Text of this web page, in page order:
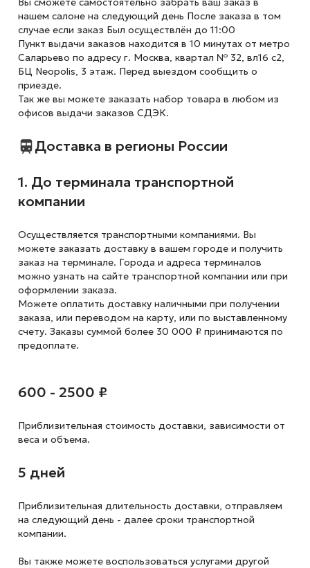
нашем салоне на следующий день После заказа в том
случае если заказ Был осуществлён до 11:00
Пункт выдачи заказов находится в 10 минутах от метро
Саларьево по адресу г. Москва, квартал № 32, вл16 с2,
БЦ Neopolis, 3 этаж. Перед выездом сообщить о
приезде.
Так же вы можете заказать набор товара в любом из
офисов выдачи заказов СДЭК.
Доставка в регионы России
1. До терминала транспортной
компании
Осуществляется транспортными компаниями. Вы
можете заказать доставку в вашем городе и получить
заказ на терминале. Города и адреса терминалов
можно узнать на сайте транспортной компании или при
оформлении заказа.
Можете оплатить доставку наличными при получении
заказа, или переводом на карту, или по выставленному
счету. Заказы суммой более 30 000 ₽ принимаются по
предоплате.
600 - 2500 ₽
Приблизительная стоимость доставки, зависимости от
веса и объема.
5 дней
Приблизительная длительность доставки, отправляем
на следующий день - далее сроки транспортной
компании.
Вы также можете воспользоваться услугами другой